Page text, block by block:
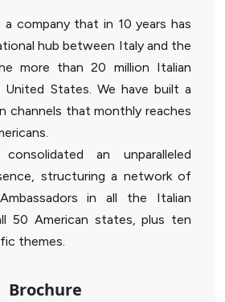
company that in 10 years has
hub between Italy and the
more than 20 million Italian
United States. We have built a
channels that monthly reaches
an unparalleled
structuring a network of
in all the Italian
50 American states, plus ten
themes.
Brochure